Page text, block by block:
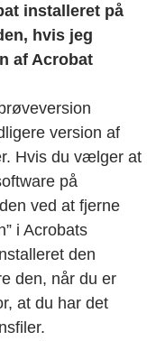
installeret på
hvis jeg
af Acrobat
version af
Hvis du vælger at
på
ved at fjerne
i Acrobats
den
den, når du er
at du har det